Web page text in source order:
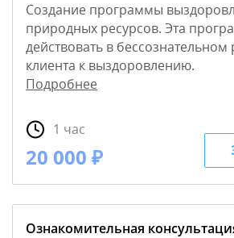
Создание программы
природных ресурсов. Эта
действовать в
клиента к выздоровлению.
Подробнее
1 час
20 000 ₽
Ознакомительная